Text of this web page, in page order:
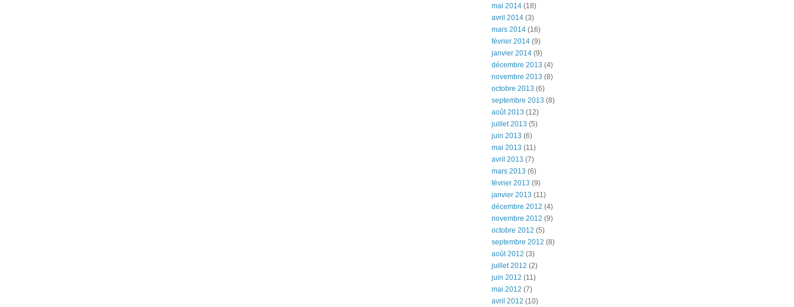
mai 2014 (18)
avril 2014 (3)
mars 2014 (16)
février 2014 (9)
janvier 2014 (9)
décembre 2013 (4)
novembre 2013 (8)
octobre 2013 (6)
septembre 2013 (8)
août 2013 (12)
juillet 2013 (5)
juin 2013 (6)
mai 2013 (11)
avril 2013 (7)
mars 2013 (6)
février 2013 (9)
janvier 2013 (11)
décembre 2012 (4)
novembre 2012 (9)
octobre 2012 (5)
septembre 2012 (8)
août 2012 (3)
juillet 2012 (2)
juin 2012 (11)
mai 2012 (7)
avril 2012 (10)